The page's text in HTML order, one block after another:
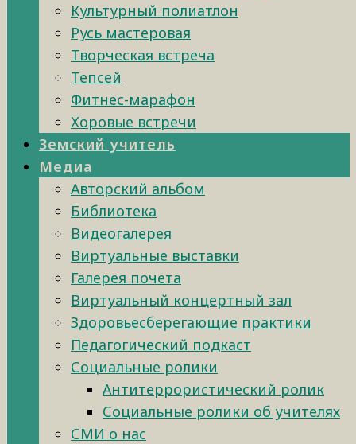
Культурный полиатлон
Русь мастеровая
Творческая встреча
Тепсей
Фитнес-марафон
Хоровые встречи
Земский учитель
Медиа
Авторский альбом
Библиотека
Видеогалерея
Виртуальные выставки
Галерея почета
Виртуальный концертный зал
Здоровьесберегающие практики
Педагогический подкаст
Социальные ролики
Антитеррористический ролик
Социальные ролики об учителях
СМИ о нас